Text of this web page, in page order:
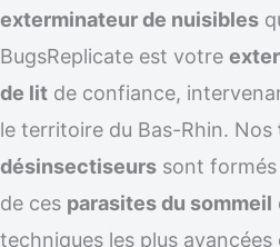
exterminateur de nuisibles
BugsReplicate est votre
de lit de confiance,
le territoire du Bas-Rhin. Nos
désinsectiseurs sont
de ces parasites du sommeil
techniques les plus avancées